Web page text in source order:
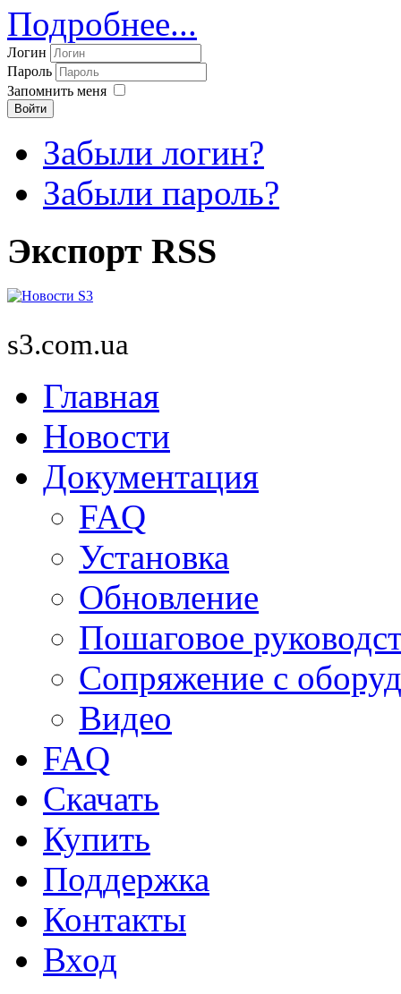
Подробнее...
Логин
Пароль
Запомнить меня
Войти
Забыли логин?
Забыли пароль?
Экспорт RSS
s3.com.ua
Главная
Новости
Документация
FAQ
Установка
Обновление
Пошаговое
Сопряжение с
Видео
FAQ
Скачать
Купить
Поддержка
Контакты
Вход